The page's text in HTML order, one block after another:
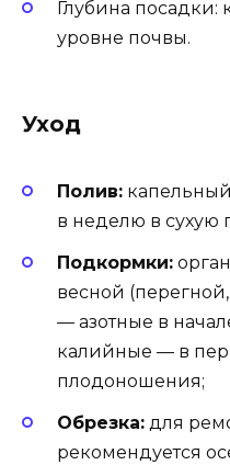
Глубина
уровне почвы.
Уход
Полив:
в неделю в сухую
Подкормки:
весной
— азотные в
калийные — в
плодоношения;
Обрезка: для
рекомендуется